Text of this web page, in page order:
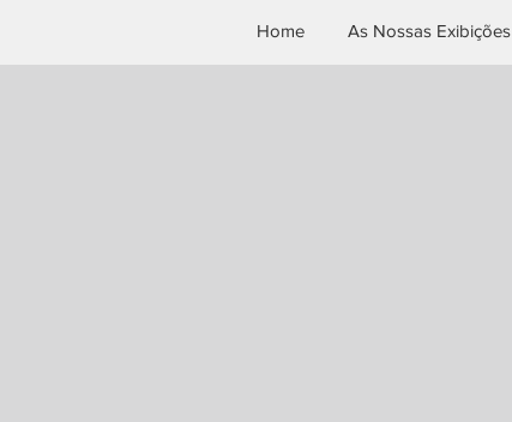
Home As Nossas Exibições